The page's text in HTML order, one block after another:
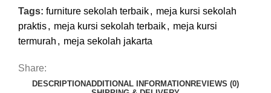
Tags: furniture sekolah terbaik, meja kursi sekolah
praktis, meja kursi sekolah terbaik, meja kursi
termurah , meja sekolah jakarta
Share:
DESCRIPTIONADDITIONAL INFORMATION REVIEWS (0)